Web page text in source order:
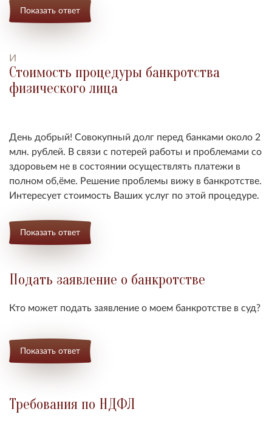
Показать ответ
И
Стоимость процедуры банкротства
физического лица
День добрый! Совокупный долг перед банками около 2
млн. рублей. В связи с потерей работы и проблемами со
здоровьем не в состоянии осуществлять платежи в
полном об,ёме. Решение проблемы вижу в банкротстве.
Интересует стоимость Ваших услуг по этой процедуре.
Показать ответ
Подать заявление о банкротстве
Кто может подать заявление о моем банкротстве в суд?
Показать ответ
Требования по НДФЛ